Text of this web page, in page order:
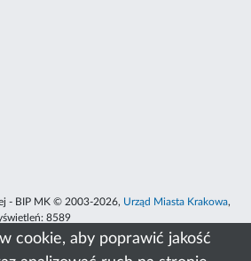
cookie, aby poprawić jakość
- BIP MK © 2003-2026, Urząd Miasta Krakowa,
8589